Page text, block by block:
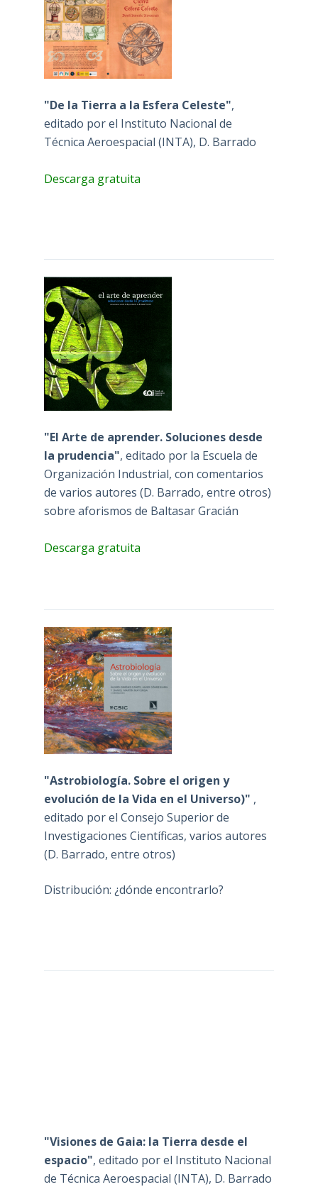
"De la Tierra a la Esfera Celeste",
editado por el Instituto Nacional de
Técnica Aeroespacial (INTA), D. Barrado
Descarga gratuita
"El Arte de aprender. Soluciones desde
la prudencia", editado por la Escuela de
Organización Industrial, con comentarios
de varios autores (D. Barrado, entre otros)
sobre aforismos de Baltasar Gracián
Descarga gratuita
"Astrobiología. Sobre el origen y
evolución de la Vida en el Universo)" ,
editado por el Consejo Superior de
Investigaciones Científicas, varios autores
(D. Barrado, entre otros)
Distribución: ¿dónde encontrarlo?
"Visiones de Gaia: la Tierra desde el
espacio", editado por el Instituto Nacional
de Técnica Aeroespacial (INTA), D. Barrado